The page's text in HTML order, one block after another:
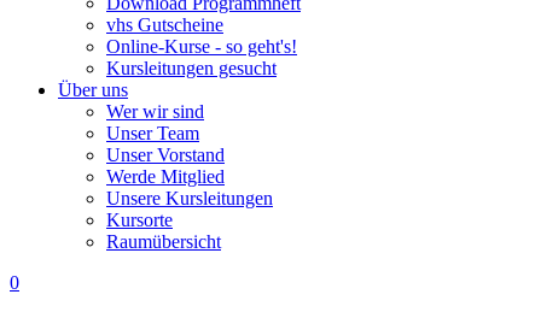
vhs Gutscheine
Online-Kurse - so geht's!
Kursleitungen gesucht
Über uns
Wer wir sind
Unser Team
Unser Vorstand
Werde Mitglied
Unsere Kursleitungen
Kursorte
Raumübersicht
0